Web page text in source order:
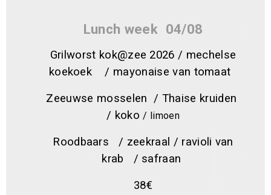
Extra plaatsen
Bij mooi weer hebben wij extra
plaatsen , ook als het online niet meer
reserveren !
places supplémentaires . Reservation
uniquement par téléphone !
Op donderdagavond 06/08 hebben wij
Lunch week 04/08
Grilworst kok@zee 2026 / mechelse
koekoek / mayonaise van tomaat
Zeeuwse mosselen / Thaise kruiden
/ koko/ limoen
Roodbaars / zeekraal / ravioli van
krab / safraan
38€